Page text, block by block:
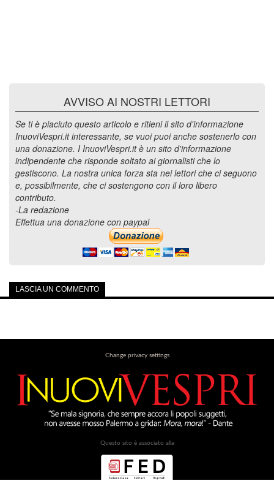
AVVISO AI NOSTRI LETTORI
Se ti è piaciuto questo articolo e ritieni il sito d'informazione
InuoviVespri.it interessante, se vuoi puoi anche sostenerlo con
una donazione. I InuoviVespri.it è un sito d'informazione
indipendente che risponde soltato ai giornalisti che lo
gestiscono. La nostra unica forza sta nei lettori che ci seguono
e, possibilmente, che ci sostengono con il loro libero
contributo.
-La redazione
Effettua una donazione con paypal
LASCIA UN COMMENTO
Change privacy settings
Questo sito è associato alla